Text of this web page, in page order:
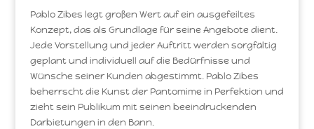
Pablo Zibes legt großen Wert auf ein ausgefeiltes
Konzept, das als Grundlage für seine Angebote dient.
Jede Vorstellung und jeder Auftritt werden sorgfältig
geplant und individuell auf die Bedürfnisse und
Wünsche seiner Kunden abgestimmt. Pablo Zibes
beherrscht die Kunst der Pantomime in Perfektion und
zieht sein Publikum mit seinen beeindruckenden
Darbietungen in den Bann.